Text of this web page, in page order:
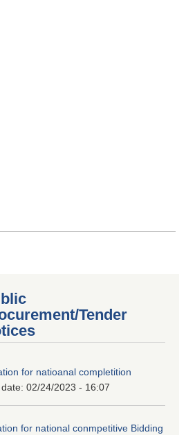
Tender
for natioanal completition
02/24/2023 - 16:07
for national conmpetitive Bidding